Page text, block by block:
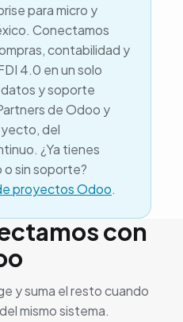
para micro y
Conectamos
contabilidad y
4.0 en un solo
y soporte
de Odoo y
del
¿Ya tienes
sin soporte?
proyectos Odoo.
con
y suma el resto cuando
mismo sistema.